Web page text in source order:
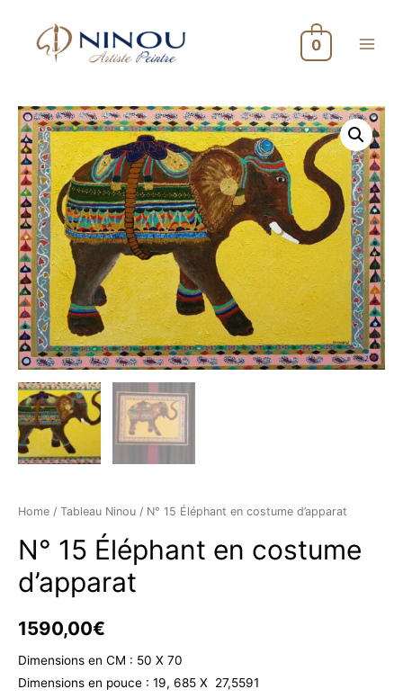
0
Home / Tableau Ninou / N° 15 Éléphant en costume d’apparat
N° 15 Éléphant en costume
d’apparat
1590,00€
Dimensions en CM : 50 X 70
Dimensions en pouce : 19, 685 X 27,5591